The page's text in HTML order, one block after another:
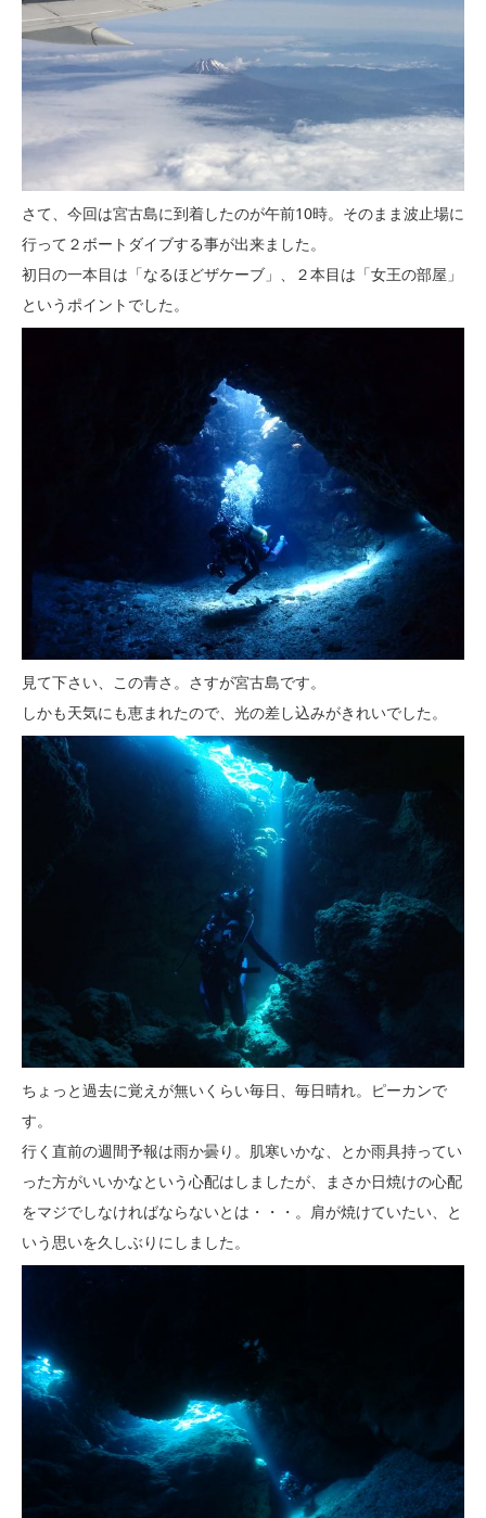
さて、今回は宮古島に到着したのが午前10時。そのまま波止場に
行って２ボートダイブする事が出来ました。
初日の一本目は「なるほどザケーブ」、２本目は「女王の部屋」
というポイントでした。
見て下さい、この青さ。さすが宮古島です。
しかも天気にも恵まれたので、光の差し込みがきれいでした。
ちょっと過去に覚えが無いくらい毎日、毎日晴れ。ピーカンで
す。
行く直前の週間予報は雨か曇り。肌寒いかな、とか雨具持ってい
った方がいいかなという心配はしましたが、まさか日焼けの心配
をマジでしなければならないとは・・・。肩が焼けていたい、と
いう思いを久しぶりにしました。